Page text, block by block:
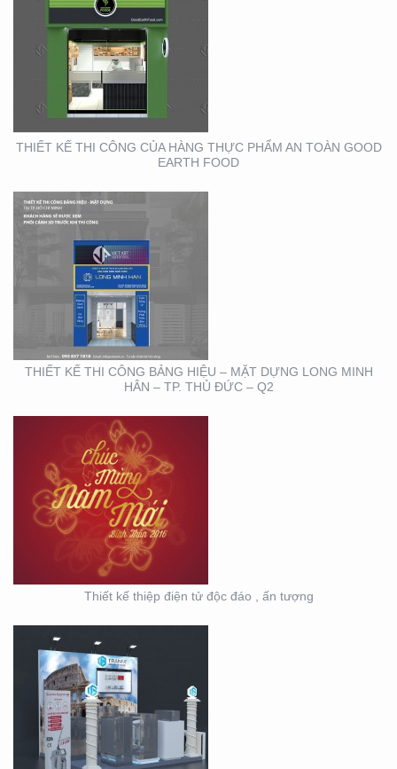
THIẾT KẾ THI CÔNG CỦA HÀNG THỰC PHẨM AN TOÀN GOOD
EARTH FOOD
THIẾT KẾ THI CÔNG
BẢNG HIỆU – MẶT
DỰNG LONG MINH HÂN
– TP. THỦ ĐỨC – Q2
THIẾT KẾ THI CÔNG BẢNG HIỆU – MẶT DỰNG LONG MINH
HÂN – TP. THỦ ĐỨC – Q2
THIẾT KẾ THIỆP ĐIỆN
TỬ ĐỘC ĐÁO , ẤN
TƯỢNG
Thiết kế thiệp điện tử độc đáo , ấn tượng
HỘI NGHỊ KHOA HỌC
DA LIỄU MIỀN NAM 2020
(BOOTH TRANFA)
HỘI NGHỊ DA LIỄU
TOÀN QUỐC NĂM 2020
TẠI CẦN THƠ (GIAN
HÀNG MINH KHƯƠNG